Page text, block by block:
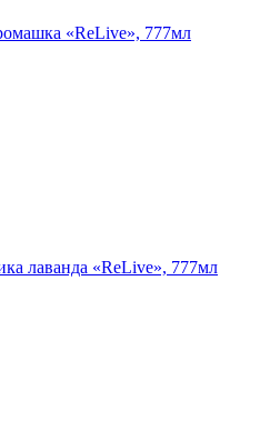
«ReLive», 777мл
лаванда «ReLive», 777мл